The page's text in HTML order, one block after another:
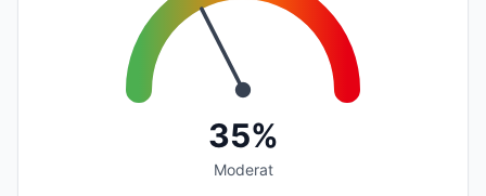
35%
Moderat